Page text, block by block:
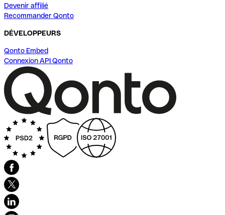
Devenir affilié
Recommander Qonto
DÉVELOPPEURS
Qonto Embed
Connexion API Qonto